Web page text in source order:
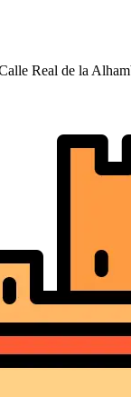
Real de la